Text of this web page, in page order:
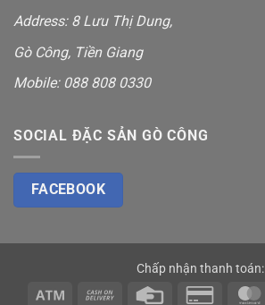
Address: 8 Lưu Thị Dung,
Gò Công, Tiền Giang
Mobile: 088 808 0330
SOCIAL ĐẶC SẢN GÒ CÔNG
FACEBOOK
Chấp nhận thanh toán:
Atm
Cash Credit Credit